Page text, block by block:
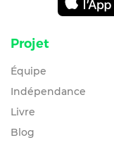
Projet
Équipe
Indépendance
Livre
Blog